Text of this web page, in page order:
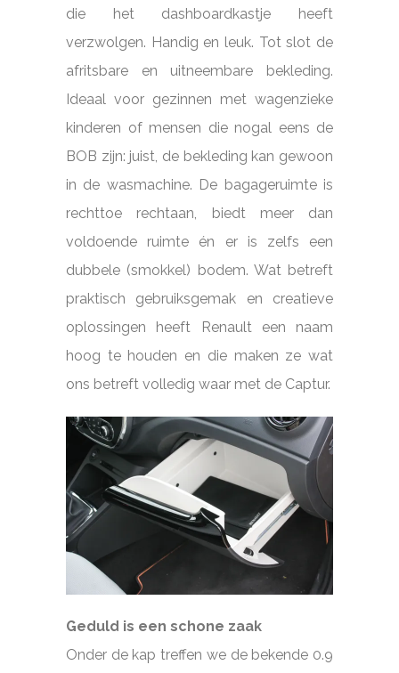
die het dashboardkastje heeft
verzwolgen. Handig en leuk. Tot slot de
afritsbare en uitneembare bekleding.
Ideaal voor gezinnen met wagenzieke
kinderen of mensen die nogal eens de
BOB zijn: juist, de bekleding kan gewoon
in de wasmachine. De bagageruimte is
rechttoe rechtaan, biedt meer dan
voldoende ruimte én er is zelfs een
dubbele (smokkel) bodem. Wat betreft
praktisch gebruiksgemak en creatieve
oplossingen heeft Renault een naam
hoog te houden en die maken ze wat
ons betreft volledig waar met de Captur.
Geduld is een schone zaak
Onder de kap treffen we de bekende 0.9